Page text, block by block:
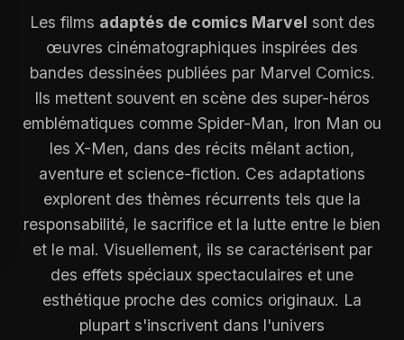
Les films adaptés de comics Marvel sont des
œuvres cinématographiques inspirées des
bandes dessinées publiées par Marvel Comics.
Ils mettent souvent en scène des super-héros
emblématiques comme Spider-Man, Iron Man ou
les X-Men, dans des récits mêlant action,
aventure et science-fiction. Ces adaptations
explorent des thèmes récurrents tels que la
responsabilité, le sacrifice et la lutte entre le bien
et le mal. Visuellement, ils se caractérisent par
des effets spéciaux spectaculaires et une
esthétique proche des comics originaux. La
plupart s'inscrivent dans l'univers